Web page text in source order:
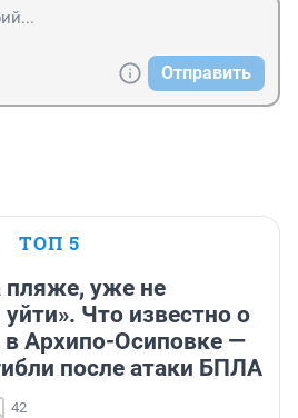
Отправить
ТОП 5
пляже, уже не
уйти». Что известно о
в Архипо-Осиповке —
после атаки БПЛА
42